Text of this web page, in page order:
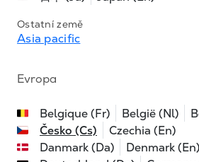
Ostatní země
Asia pacific
Evropa
Belgique (Fr) België (Nl)
Česko (Cs)
Czechia (En)
Danmark (Da)
Denmark (En)